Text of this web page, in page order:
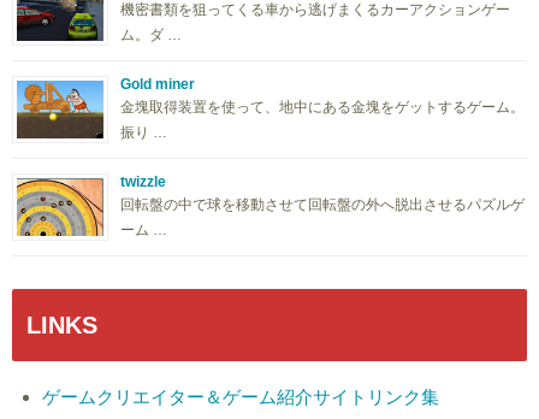
機密書類を狙ってくる車から逃げまくるカーアクションゲー
ム。ダ …
Gold miner
金塊取得装置を使って、地中にある金塊をゲットするゲーム。
振り …
twizzle
回転盤の中で球を移動させて回転盤の外へ脱出させるパズルゲ
ーム …
LINKS
ゲームクリエイター＆ゲーム紹介サイトリンク集